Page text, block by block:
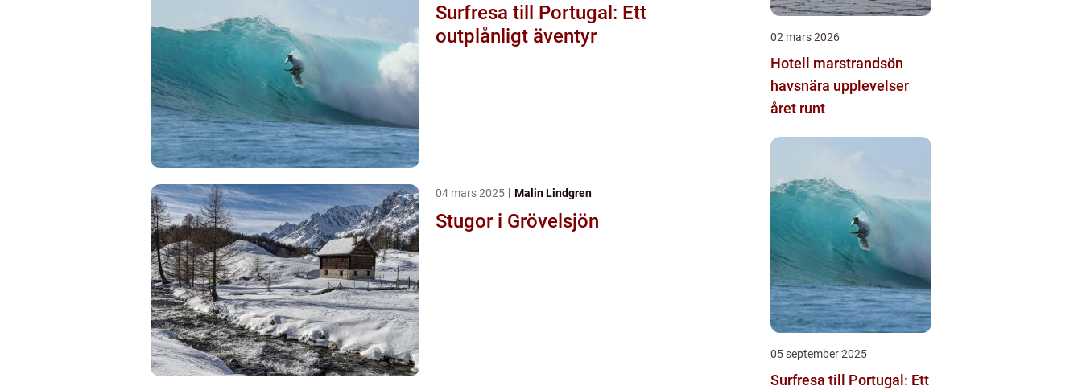
Surfresa till Portugal: Ett
outplånligt äventyr
04 mars 2025 Malin Lindgren
Stugor i Grövelsjön
02 mars 2026
Hotell marstrandsön
havsnära upplevelser
året runt
05 september 2025
Surfresa till Portugal: Ett